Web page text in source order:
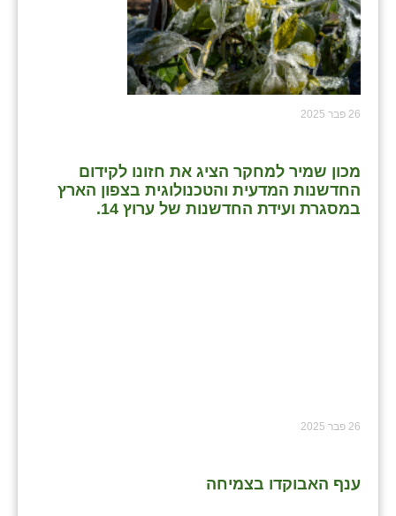
26 פבר 2025
מכון שמיר למחקר הציג את חזונו לקידום
החדשנות המדעית והטכנולוגית בצפון הארץ
במסגרת ועידת החדשנות של ערוץ 14.
26 פבר 2025
ענף האבוקדו בצמיחה